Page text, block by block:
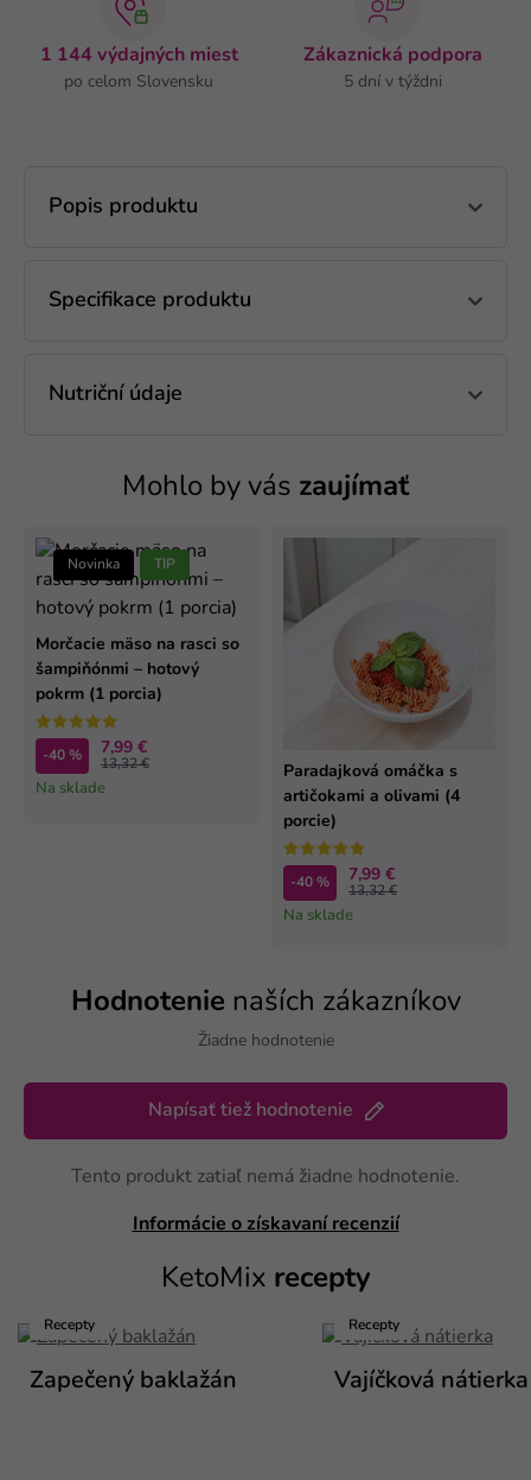
1 144 výdajných miest
po celom Slovensku
Zákaznická podpora
5 dní v týždni
Popis produktu
Specifikace produktu
Nutriční údaje
Mohlo by vás zaujímať
Novinka TIP
Morčacie mäso na rasci so
šampiňónmi – hotový
pokrm (1 porcia)
-40 % 7,99 €
13,32 €
Na sklade
Paradajková omáčka s
artičokami a olivami (4
porcie)
-40 % 7,99 €
13,32 €
Na sklade
Hodnotenie naších zákazníkov
Žiadne hodnotenie
Napísať tiež hodnotenie
Tento produkt zatiaľ nemá žiadne hodnotenie.
Informácie o získavaní recenzií
KetoMix recepty
Recepty
Zapečený baklažán
Recepty
Vajíčková nátierka